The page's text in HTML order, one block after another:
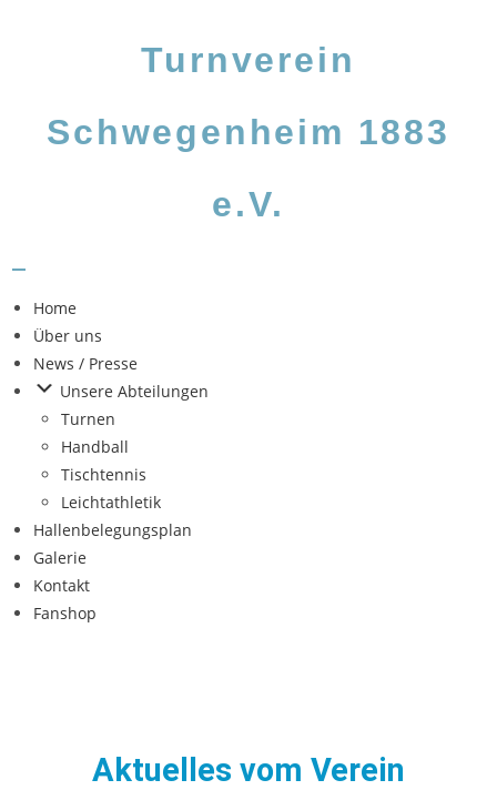
Turnverein
Schwegenheim 1883
e.V.
Home
Über uns
News / Presse
Unsere Abteilungen
Turnen
Handball
Tischtennis
Leichtathletik
Hallenbelegungsplan
Galerie
Kontakt
Fanshop
Aktuelles vom Verein